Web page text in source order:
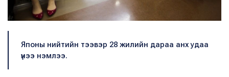
Японы нийтийн тээвэр 28 жилийн дараа анх удаа
үнээ нэмлээ.